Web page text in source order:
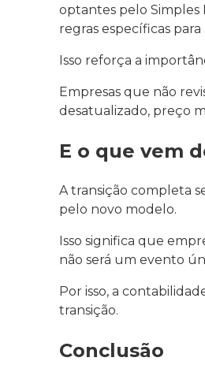
optantes pelo Simples
regras específicas
Isso reforça a
Empresas que não
desatualizado, preço
E o que vem
A transição completa
pelo novo modelo.
Isso significa que
não será um evento
Por isso, a
transição.
Conclusão